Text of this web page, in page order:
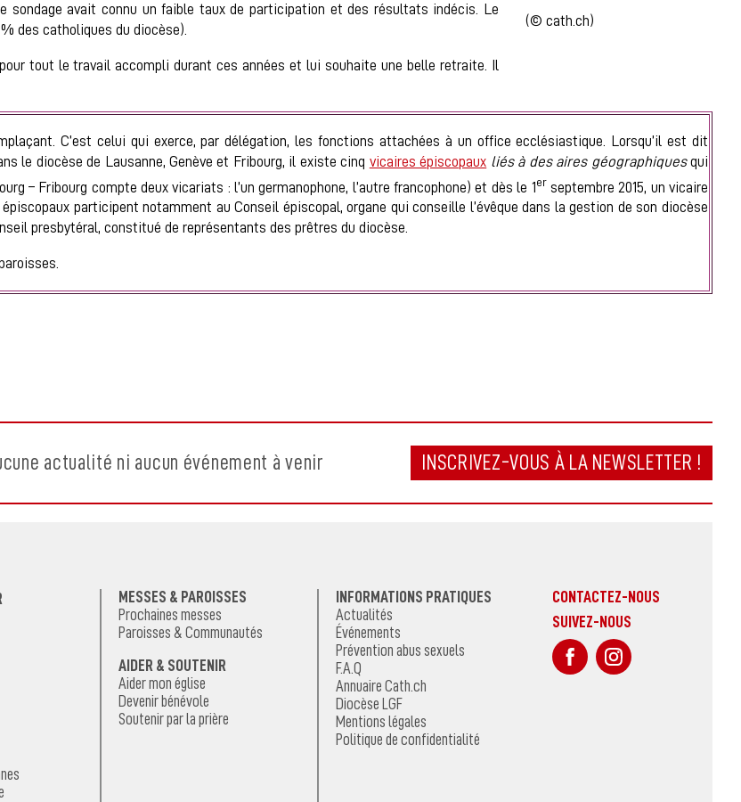
(© cath.ch)
sondage avait connu un faible taux de participation et des résultats indécis. Le
des catholiques du diocèse).
tout le travail accompli durant ces années et lui souhaite une belle retraite. Il
C’est celui qui exerce, par délégation, les fonctions attachées à un office ecclésiastique. Lorsqu’il est dit
le diocèse de Lausanne, Genève et Fribourg, il existe cinq vicaires épiscopaux liés à des aires géographiquesqui
– Fribourg compte deux vicariats : l’un germanophone, l’autre francophone) et dès le 1er septembre 2015, un vicaire
participent notamment au Conseil épiscopal, organe qui conseille l’évêque dans la gestion de son diocèse
presbytéral, constitué de représentants des prêtres du diocèse.
actualité ni aucun événement à venir INSCRIVEZ-VOUS À LA NEWSLETTER !
MESSES & PAROISSES
Prochaines messes
Paroisses & Communautés
AIDER & SOUTENIR
Aider mon église
Devenir bénévole
Soutenir par la prière
INFORMATIONS PRATIQUES
Actualités
Événements
Prévention abus sexuels
F.A.Q
Annuaire Cath.ch
Diocèse LGF
Mentions légales
Politique de confidentialité
CONTACTEZ-NOUS
SUIVEZ-NOUS
sur Facebook